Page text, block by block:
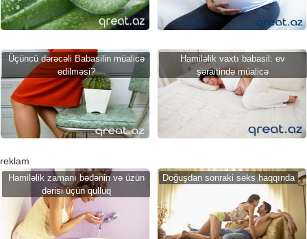
Üçüncü dərəcəli Babasilin müalicə
edilməsi?
Hamiləlik vaxtı babasil: ev
şəraitində müalicə
reklam
Hamiləlik zamanı bədənin və üzün
dərisi üçün qulluq
Doğuşdan sonraki seks haqqında